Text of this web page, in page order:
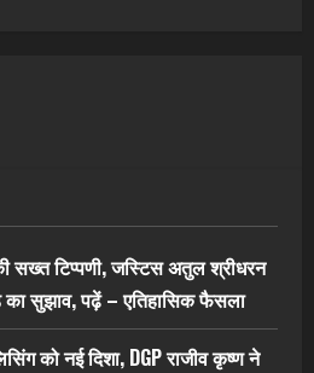
सख्त टिप्पणी, जस्टिस अतुल श्रीधरन
का सुझाव, पढ़ें – एत‍िहास‍िक फैसला
को नई दिशा, DGP राजीव कृष्ण ने